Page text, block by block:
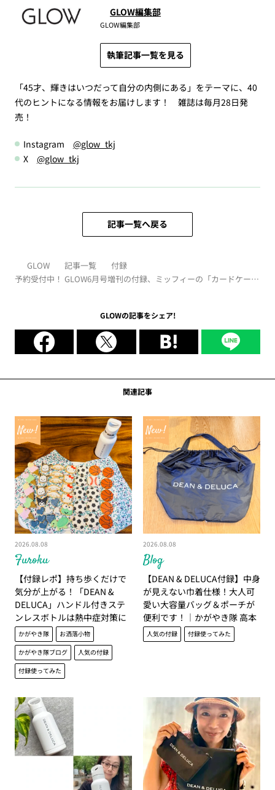
GLOW編集部
GLOW編集部
執筆記事一覧を見る
「45才、輝きはいつだって自分の内側にある」をテーマに、40
代のヒントになる情報をお届けします！ 雑誌は毎月28日発
売！
Instagram @glow_tkj
X @glow_tkj
記事一覧へ戻る
GLOW 記事一覧
付録
予約受付中！ GLOW6月号増刊の付録、ミッフィーの「カードケース
GLOWの記事をシェア!
関連記事
Furoku
2026.08.08
【付録レポ】持ち歩くだけで
気分が上がる！「DEAN &
DELUCA」ハンドル付きステ
ンレスボトルは熱中症対策に
も大活躍│かがやき隊 杉田美
紀
かがやき隊
お洒落小物
かがやき隊ブログ
人気の付録
付録使ってみた
Blog
2026.08.08
【DEAN & DELUCA付録】中身
が見えない巾着仕様！大人可
愛い大容量バッグ＆ポーチが
便利です！｜かがやき隊 高本
有理子
人気の付録 付録使ってみた